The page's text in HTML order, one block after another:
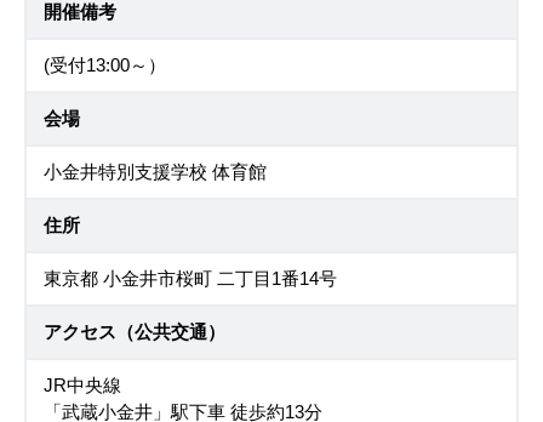
開催備考
(受付13:00～）
会場
小金井特別支援学校 体育館
住所
東京都 小金井市桜町 二丁目1番14号
アクセス（公共交通）
JR中央線
「武蔵小金井」駅下車 徒歩約13分